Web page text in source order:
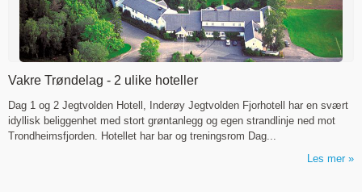
c/o Business Jessheim,
Storgata 6
N-2050Jessheim
Kontaktskjema
Vakre Trøndelag - 2 ulike hoteller
Dag 1 og 2 Jegtvolden Hotell, Inderøy Jegtvolden Fjorhotell har en svært
idyllisk beliggenhet med stort grøntanlegg og egen strandlinje ned mot
Trondheimsfjorden. Hotellet har bar og treningsrom Dag...
Les mer